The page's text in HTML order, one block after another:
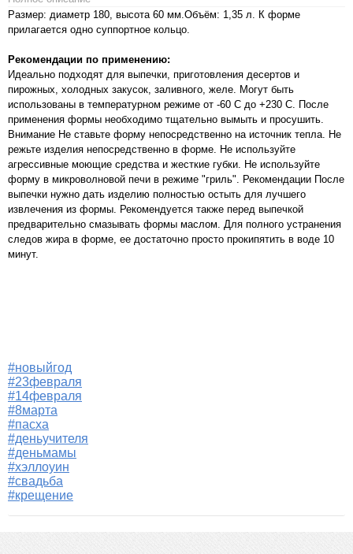
Размер: диаметр 180, высота 60 мм.Объём: 1,35 л. К форме
прилагается одно суппортное кольцо.
Рекомендации по применению:
Идеально подходят для выпечки, приготовления десертов и
пирожных, холодных закусок, заливного, желе. Могут быть
использованы в температурном режиме от -60 С до +230 С. После
применения формы необходимо тщательно вымыть и просушить.
Внимание Не ставьте форму непосредственно на источник тепла. Не
режьте изделия непосредственно в форме. Не используйте
агрессивные моющие средства и жесткие губки. Не используйте
форму в микроволновой печи в режиме "гриль". Рекомендации После
выпечки нужно дать изделию полностью остыть для лучшего
извлечения из формы. Рекомендуется также перед выпечкой
предварительно смазывать формы маслом. Для полного устранения
следов жира в форме, ее достаточно просто прокипятить в воде 10
минут.
#новыйгод
#23февраля
#14февраля
#8марта
#пасха
#деньучителя
#деньмамы
#хэллоуин
#свадьба
#крещение